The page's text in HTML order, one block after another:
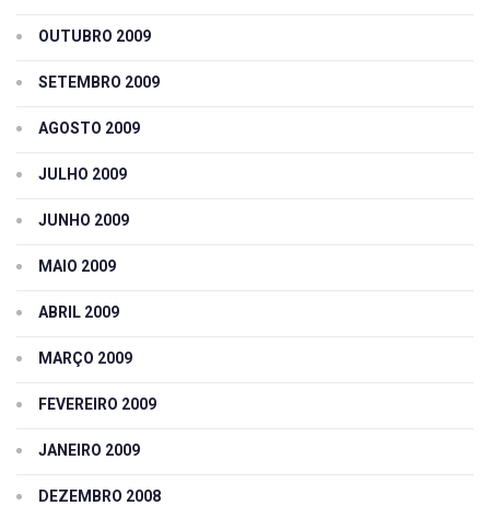
OUTUBRO 2009
SETEMBRO 2009
AGOSTO 2009
JULHO 2009
JUNHO 2009
MAIO 2009
ABRIL 2009
MARÇO 2009
FEVEREIRO 2009
JANEIRO 2009
DEZEMBRO 2008